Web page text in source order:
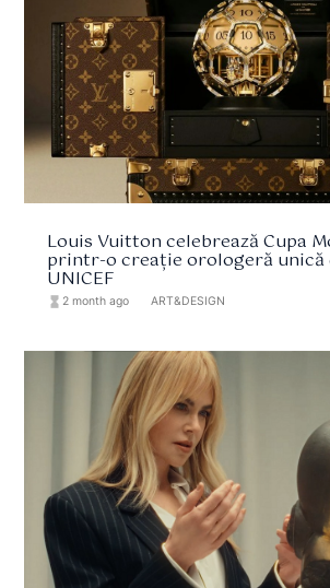
Louis Vuitton celebrează Cupa
printr-o creație orologeră unică
UNICEF
hourglass_full 2 month ago ART&DESIGN